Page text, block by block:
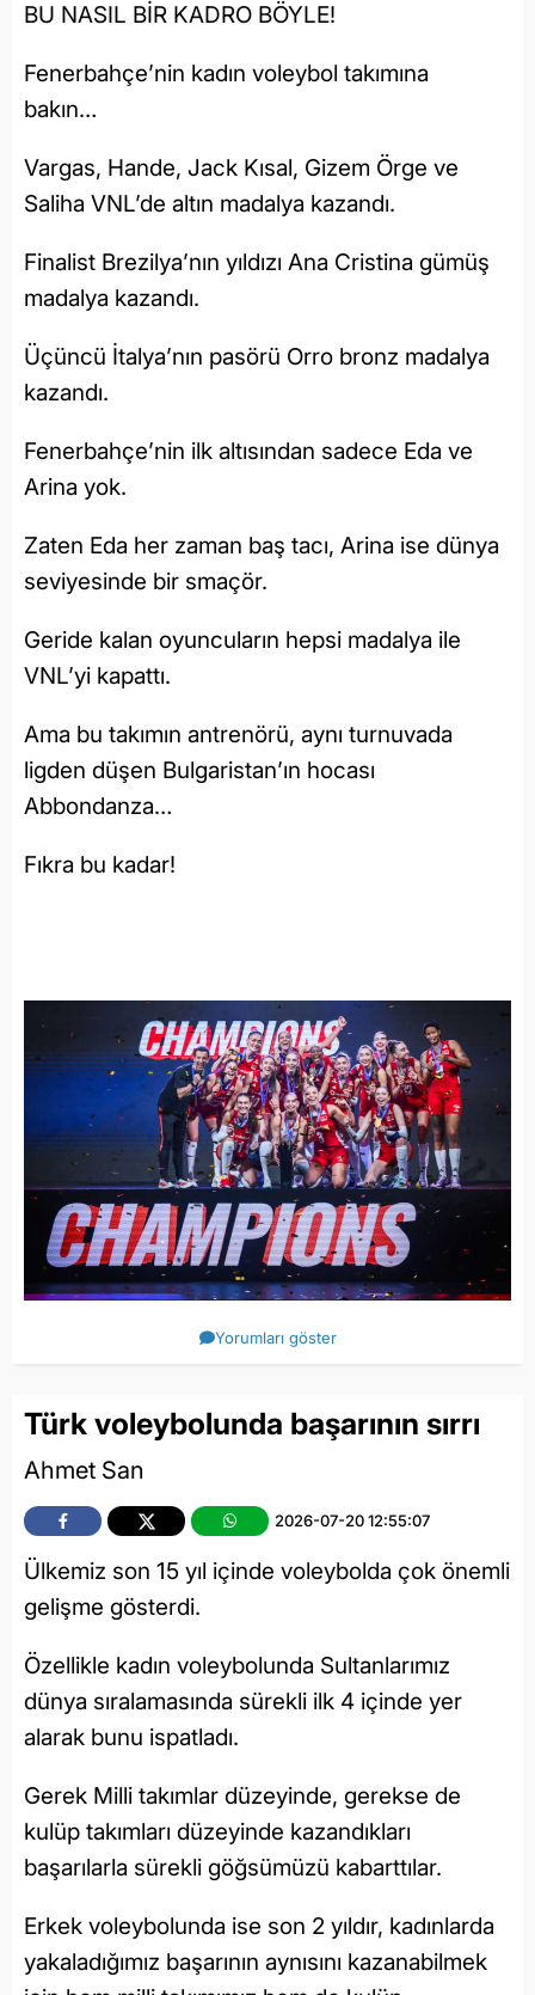
BU NASIL BİR KADRO BÖYLE!
Fenerbahçe’nin kadın voleybol takımına
bakın…
Vargas, Hande, Jack Kısal, Gizem Örge ve
Saliha VNL’de altın madalya kazandı.
Finalist Brezilya’nın yıldızı Ana Cristina gümüş
madalya kazandı.
Üçüncü İtalya’nın pasörü Orro bronz madalya
kazandı.
Fenerbahçe’nin ilk altısından sadece Eda ve
Arina yok.
Zaten Eda her zaman baş tacı, Arina ise dünya
seviyesinde bir smaçör.
Geride kalan oyuncuların hepsi madalya ile
VNL’yi kapattı.
Ama bu takımın antrenörü, aynı turnuvada
ligden düşen Bulgaristan’ın hocası
Abbondanza…
Fıkra bu kadar!
Yorumları göster
Türk voleybolunda başarının sırrı
Ahmet San
2026-07-20 12:55:07
Ülkemiz son 15 yıl içinde voleybolda çok önemli
gelişme gösterdi.
Özellikle kadın voleybolunda Sultanlarımız
dünya sıralamasında sürekli ilk 4 içinde yer
alarak bunu ispatladı.
Gerek Milli takımlar düzeyinde, gerekse de
kulüp takımları düzeyinde kazandıkları
başarılarla sürekli göğsümüzü kabarttılar.
Erkek voleybolunda ise son 2 yıldır, kadınlarda
yakaladığımız başarının aynısını kazanabilmek